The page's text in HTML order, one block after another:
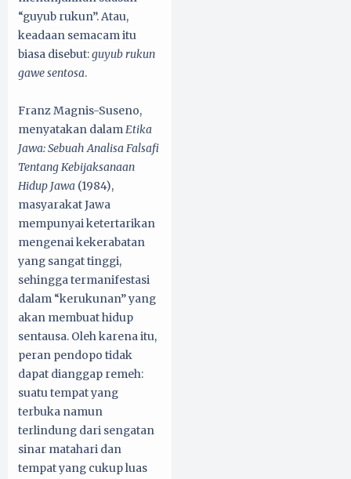
“guyub rukun”. Atau,
keadaan semacam itu
biasa disebut:guyub rukun
gawe sentosa.
Franz Magnis-Suseno,
menyatakan dalamEtika
Jawa: Sebuah Analisa Falsafi
Tentang Kebijaksanaan
Hidup Jawa (1984),
masyarakat Jawa
mempunyai ketertarikan
mengenai kekerabatan
yang sangat tinggi,
sehingga termanifestasi
dalam “kerukunan” yang
akan membuat hidup
sentausa. Oleh karena itu,
peran pendopo tidak
dapat dianggap remeh:
suatu tempat yang
terbuka namun
terlindung dari sengatan
sinar matahari dan
tempat yang cukup luas